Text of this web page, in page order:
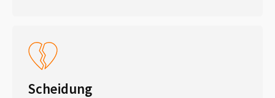
Scheidung